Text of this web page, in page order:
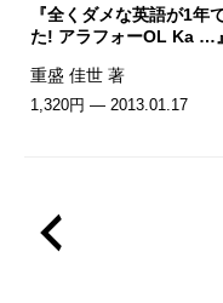
『全くダメな英語が1年
た! アラフォーOL Ka …』
重盛 佳世 著
1,320円 — 2013.01.17